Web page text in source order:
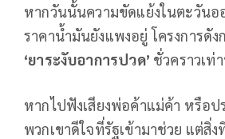
หากวันนั้นความขัดแย้งในตะวันอ
ราคาน้ำมันยังแพงอยู่ โครงการดัง
‘ยาระงับอาการปวด’ ชั่วคราวเท่
หากไปฟังเสียงพ่อค้าแม่ค้า หรือ
พวกเขาดีใจที่รัฐเข้ามาช่วย แต่สิ่